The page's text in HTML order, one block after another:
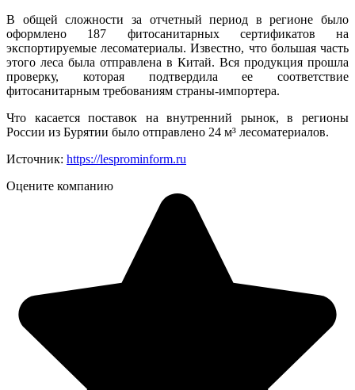
В общей сложности за отчетный период в регионе было
оформлено 187 фитосанитарных сертификатов на
экспортируемые лесоматериалы. Известно, что большая часть
этого леса была отправлена в Китай. Вся продукция прошла
проверку, которая подтвердила ее соответствие
фитосанитарным требованиям страны-импортера.
Что касается поставок на внутренний рынок, в регионы
России из Бурятии было отправлено 24 м³ лесоматериалов.
Источник: https://lesprominform.ru
Оцените компанию